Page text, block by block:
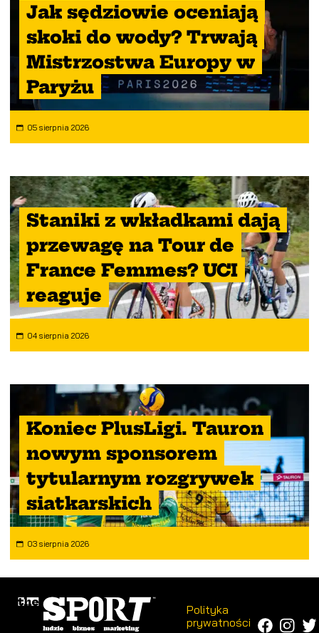
Jak sędziowie oceniają
skoki do wody? Trwają
Mistrzostwa Europy w
Paryżu
05 sierpnia 2026
Staniki z wkładkami dają
przewagę na Tour de
France Femmes? UCI
reaguje
04 sierpnia 2026
Koniec PlusLigi. Tauron
nowym sponsorem
tytularnym rozgrywek
siatkarskich
03 sierpnia 2026
Polityka
prywatności